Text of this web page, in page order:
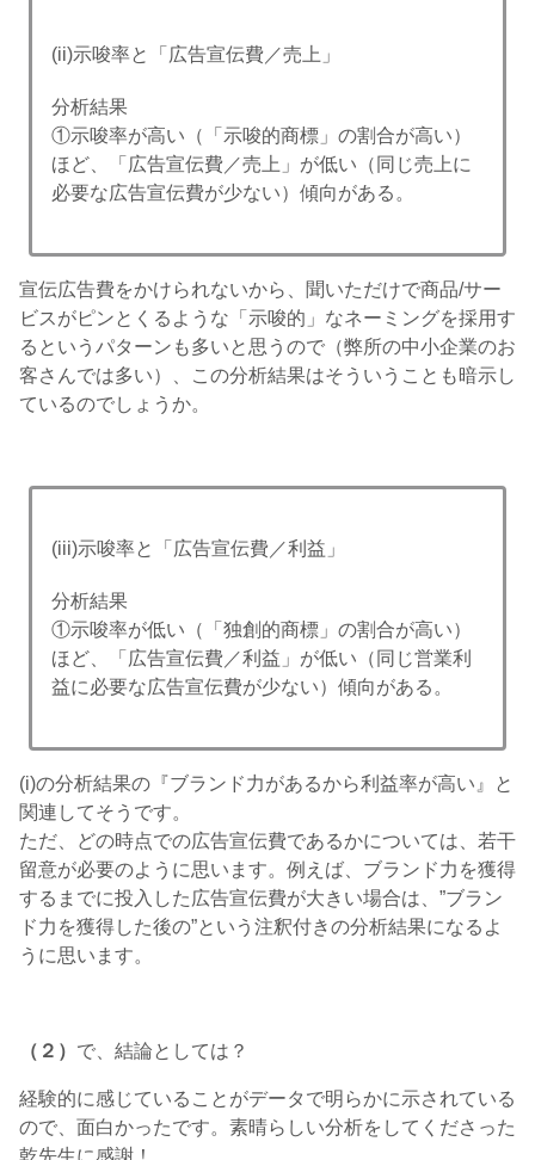
(ii)示唆率と「広告宣伝費／売上」
分析結果
①示唆率が高い（「示唆的商標」の割合が高い）
ほど、「広告宣伝費／売上」が低い（同じ売上に
必要な広告宣伝費が少ない）傾向がある。
宣伝広告費をかけられないから、聞いただけで商品/サー
ビスがピンとくるような「示唆的」なネーミングを採用す
るというパターンも多いと思うので（弊所の中小企業のお
客さんでは多い）、この分析結果はそういうことも暗示し
ているのでしょうか。
(iii)示唆率と「広告宣伝費／利益」
分析結果
①示唆率が低い（「独創的商標」の割合が高い）
ほど、「広告宣伝費／利益」が低い（同じ営業利
益に必要な広告宣伝費が少ない）傾向がある。
(i)の分析結果の『ブランド力があるから利益率が高い』と
関連してそうです。
ただ、どの時点での広告宣伝費であるかについては、若干
留意が必要のように思います。例えば、ブランド力を獲得
するまでに投入した広告宣伝費が大きい場合は、”ブラン
ド力を獲得した後の”という注釈付きの分析結果になるよ
うに思います。
（２） で、結論としては？
経験的に感じていることがデータで明らかに示されている
ので、面白かったです。素晴らしい分析をしてくださった
乾先生に感謝！